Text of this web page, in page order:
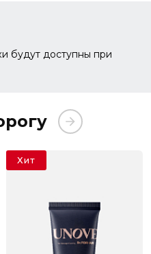
будут доступны при
Хит